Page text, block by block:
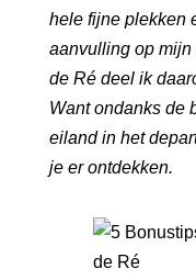
hele fijne plekken
aanvulling op mijn
de Rédeel ik
Want ondanks de
eiland in het
je er ontdekken.